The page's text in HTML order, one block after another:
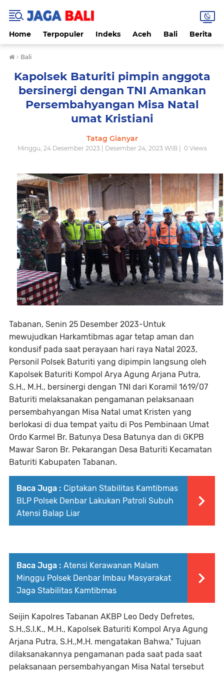
Home Terpopuler Indeks Aceh Bali Berita
› Bali
Kapolsek Baturiti pimpin anggota
bersinergi dengan TNI Amankan
Persembahyangan Misa Natal
umat Kristiani
Tatag Gianyar
Minggu, 24 Desember 2023 | Desember 24, 2023 WIB | 0Views
Tabanan, Senin 25 Desember 2023-Untuk
mewujudkan Harkamtibmas agar tetap aman dan
kondusif pada saat perayaan hari raya Natal 2023,
Personil Polsek Baturiti yang dipimpin langsung oleh
Kapolsek Baturiti Kompol Arya Agung Arjana Putra,
S.H., M.H., bersinergi dengan TNI dari Koramil 1619/07
Baturiti melaksanakan pengamanan pelaksanaan
persembahyangan Misa Natal umat Kristen yang
berlokasi di dua tempat yaitu di Pos Pembinaan Umat
Ordo Karmel Br. Batunya Desa Batunya dan di GKPB
Mawar Saron Br. Pekarangan Desa Baturiti Kecamatan
Baturiti Kabupaten Tabanan.
Baca Juga : Ciptakan Stabilitas Kamtibmas
BLP Polsek Denbar Lakukan Patroli Subuh
Atensi Balap Liar
Baca Juga : Atensi Kerawanan Malam
Minggu Polsek Denbar Imbau Masyarakat
Jaga Stabilitas Kamtibmas
Seijin Kapolres Tabanan AKBP Leo Dedy Defretes,
S.H.,S.I.K., M.H., Kapolsek Baturiti Kompol Arya Agung
Arjana Putra, S.H.,M.H. mengatakan Bahwa," Tujuan
dilaksanakannya pengamanan pada saat pada saat
pelaksanaan persembahyangan Misa Natal tersebut